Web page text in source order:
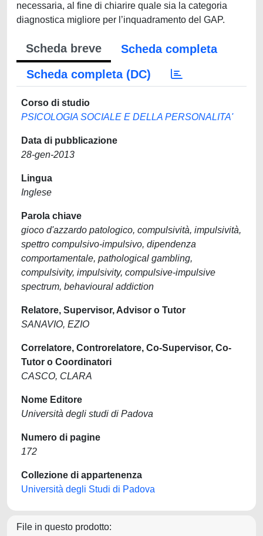
necessaria, al fine di chiarire quale sia la categoria
diagnostica migliore per l’inquadramento del GAP.
Scheda breve
Scheda completa
Scheda completa (DC)
Corso di studio
PSICOLOGIA SOCIALE E DELLA PERSONALITA'
Data di pubblicazione
28-gen-2013
Lingua
Inglese
Parola chiave
gioco d'azzardo patologico, compulsività, impulsività,
spettro compulsivo-impulsivo, dipendenza
comportamentale, pathological gambling,
compulsivity, impulsivity, compulsive-impulsive
spectrum, behavioural addiction
Relatore, Supervisor, Advisor o Tutor
SANAVIO, EZIO
Correlatore, Controrelatore, Co-Supervisor, Co-
Tutor o Coordinatori
CASCO, CLARA
Nome Editore
Università degli studi di Padova
Numero di pagine
172
Collezione di appartenenza
Università degli Studi di Padova
File in questo prodotto: